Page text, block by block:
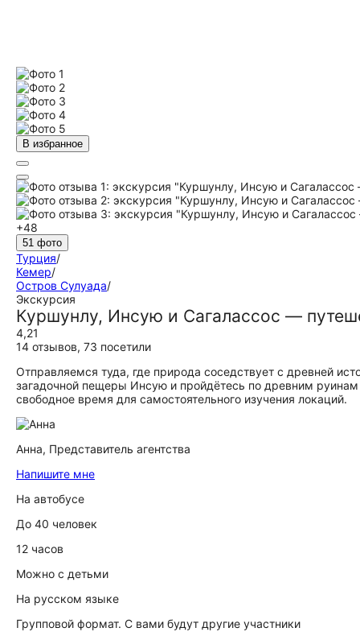
В избранное
+48
51 фото
Турция/
Кемер/
Остров Сулуада/
Экскурсия
Куршунлу, Инсую и Сагалассос —
4,21
14 отзывов, 73 посетили
Отправляемся туда, где природа соседствует с древней
загадочной пещеры Инсую и пройдётесь по древним
свободное время для самостоятельного изучения локаций.
Анна, Представитель агентства
Напишите мне
На автобусе
До 40 человек
12 часов
Можно с детьми
На русском языке
Групповой формат. С вами будут другие участники